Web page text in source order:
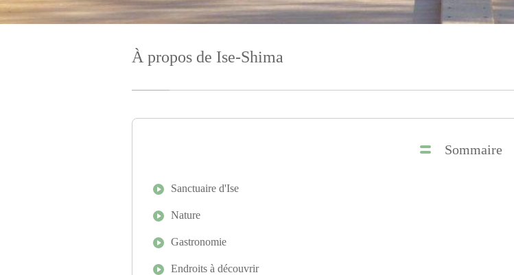
À propos de Ise-Shima
Sommaire
Sanctuaire d'Ise
Nature
Gastronomie
Endroits à découvrir